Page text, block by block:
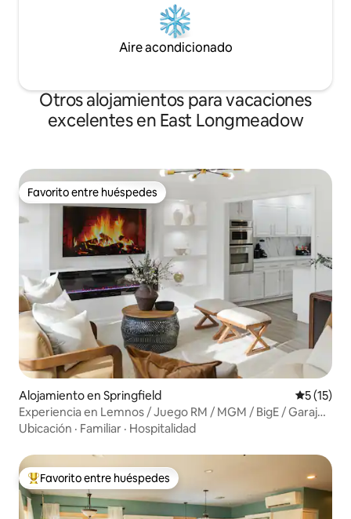
Aire acondicionado
Otros alojamientos para vacaciones
excelentes en East Longmeadow
Favorito entre huéspedes
Favorito entre huéspedes
Alojamiento en Springfield
5 (15)
Experiencia en Lemnos / Juego RM / MGM / BigE / Garaje /
Cama king
Ubicación · Familiar · Hospitalidad
Favorito entre huéspedes preferido
Favorito entre huéspedes